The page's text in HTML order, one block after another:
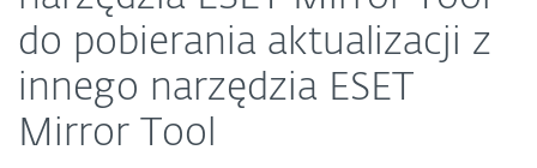
do pobierania aktualizacji z
innego narzędzia ESET
Mirror Tool